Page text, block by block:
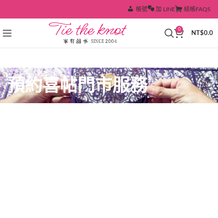
帳號 加 LINE 結帳FAQS
0
NT$0.0
預約喜帖門市服務